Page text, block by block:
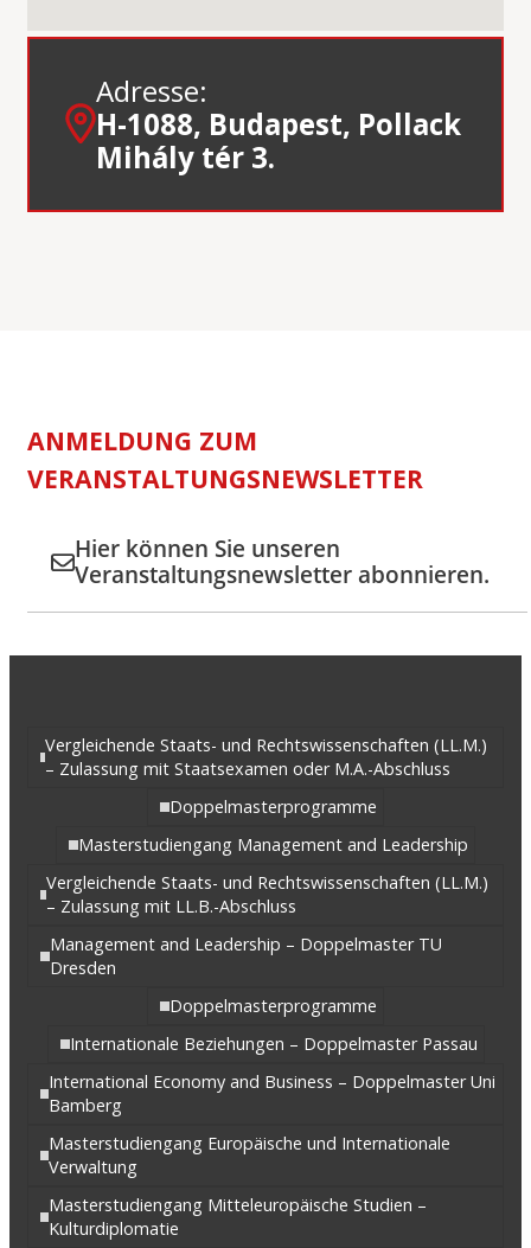
Adresse:
H-1088, Budapest, Pollack
Mihály tér 3.
ANMELDUNG ZUM
VERANSTALTUNGSNEWSLETTER
Hier können Sie unseren
Veranstaltungsnewsletter abonnieren.
Vergleichende Staats- und Rechtswissenschaften (LL.M.)
– Zulassung mit Staatsexamen oder M.A.-Abschluss
Doppelmasterprogramme
Masterstudiengang Management and Leadership
Vergleichende Staats- und Rechtswissenschaften (LL.M.)
– Zulassung mit LL.B.-Abschluss
Management and Leadership – Doppelmaster TU
Dresden
Doppelmasterprogramme
Internationale Beziehungen – Doppelmaster Passau
International Economy and Business – Doppelmaster Uni
Bamberg
Masterstudiengang Europäische und Internationale
Verwaltung
Masterstudiengang Mitteleuropäische Studien –
Kulturdiplomatie